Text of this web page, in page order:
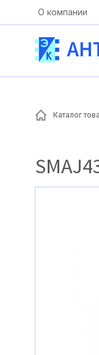
Москва,
О компании
Каталог